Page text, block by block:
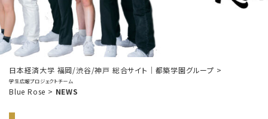
日本経済大学 福岡/渋谷/神戸 総合サイト｜都築学園グループ >
学生広報プロジェクトチーム
Blue Rose > NEWS